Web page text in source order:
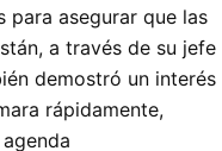
para asegurar que las
a través de su jefe
demostró un interés
rápidamente,